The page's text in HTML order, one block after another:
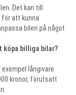
Det kan till
för att kunna
bilen på något
köpa billiga bilar?
långivare
kronor, förutsatt